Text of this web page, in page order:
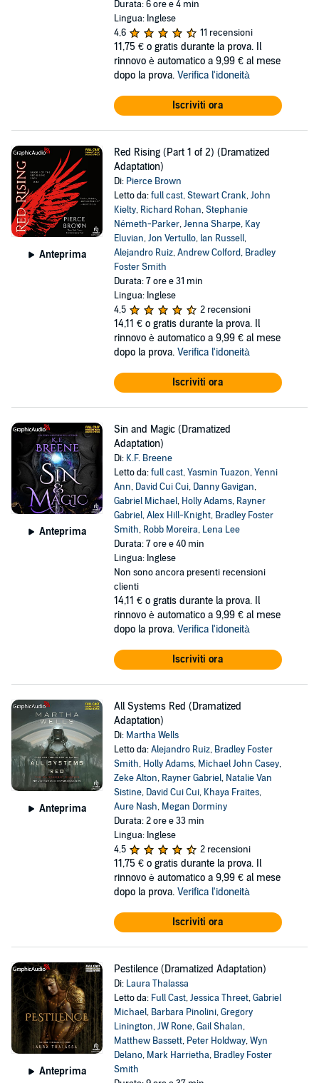
Durata: 6 ore e 4 min
Lingua: Inglese
4,6
11 recensioni
11,75 € o gratis durante la prova. Il
rinnovo è automatico a 9,99 € al mese
dopo la prova. Verifica l'idoneità
Iscriviti ora
Anteprima
Red Rising (Part 1 of 2) (Dramatized
Adaptation)
Di: Pierce Brown
Letto da:full cast,Stewart Crank,John
Kielty, Richard Rohan,Stephanie
Németh-Parker,Jenna Sharpe, Kay
Eluvian,Jon Vertullo, Ian Russell,
Alejandro Ruiz,Andrew Colford, Bradley
Foster Smith
Durata: 7 ore e 31 min
Lingua: Inglese
4,5
2 recensioni
14,11 € o gratis durante la prova. Il
rinnovo è automatico a 9,99 € al mese
dopo la prova. Verifica l'idoneità
Iscriviti ora
Anteprima
Sin and Magic (Dramatized
Adaptation)
Di: K.F. Breene
Letto da:full cast,Yasmin Tuazon,Yenni
Ann, David Cui Cui, Danny Gavigan,
Gabriel Michael, Holly Adams, Rayner
Gabriel,Alex Hill-Knight, Bradley Foster
Smith, Robb Moreira, Lena Lee
Durata: 7 ore e 40 min
Lingua: Inglese
Non sono ancora presenti recensioni
clienti
14,11 € o gratis durante la prova. Il
rinnovo è automatico a 9,99 € al mese
dopo la prova. Verifica l'idoneità
Iscriviti ora
Anteprima
All Systems Red (Dramatized
Adaptation)
Di: Martha Wells
Letto da:Alejandro Ruiz, Bradley Foster
Smith, Holly Adams, Michael John Casey,
Zeke Alton, Rayner Gabriel, Natalie Van
Sistine, David Cui Cui, Khaya Fraites,
Aure Nash, Megan Dorminy
Durata: 2 ore e 33 min
Lingua: Inglese
4,5
2 recensioni
11,75 € o gratis durante la prova. Il
rinnovo è automatico a 9,99 € al mese
dopo la prova. Verifica l'idoneità
Iscriviti ora
Anteprima
Pestilence (Dramatized Adaptation)
Di: Laura Thalassa
Letto da: Full Cast,Jessica Threet,Gabriel
Michael, Barbara Pinolini,Gregory
Linington,JW Rone,Gail Shalan,
Matthew Bassett, Peter Holdway,Wyn
Delano, Mark Harrietha, Bradley Foster
Smith